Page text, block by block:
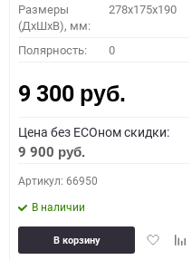
Размеры
(ДхШхВ), мм:
278x175x190
Полярность: 0
9 300 руб.
Цена без ECOном скидки:
9 900 руб.
Артикул: 66950
В наличии
В корзину